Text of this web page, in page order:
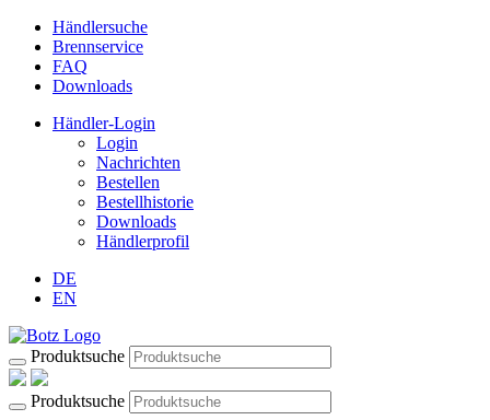
Händlersuche
Brennservice
FAQ
Downloads
Händler-Login
Login
Nachrichten
Bestellen
Bestellhistorie
Downloads
Händlerprofil
DE
EN
Produktsuche
Produktsuche